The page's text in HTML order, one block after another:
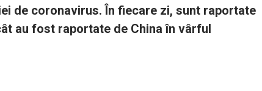
de coronavirus. În fiecare zi, sunt raportate
au fost raportate de China în vârful